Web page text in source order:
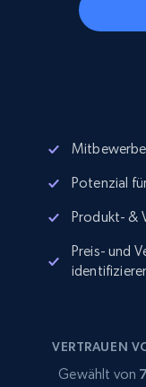
Potenzial
Produkt- &
Preis- und
VERTRAUEN
Gewählt von